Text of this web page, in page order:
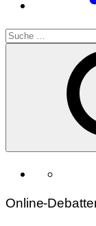
Online-